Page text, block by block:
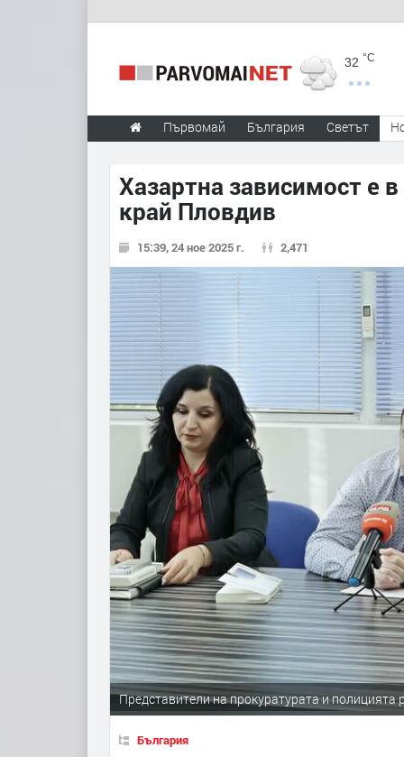
32 °C
Първомай България Светът
Хазартна зависимост е
край Пловдив
15:39, 24 ное 2025 г. 2,471
Представители на прокуратурата и полицията
България